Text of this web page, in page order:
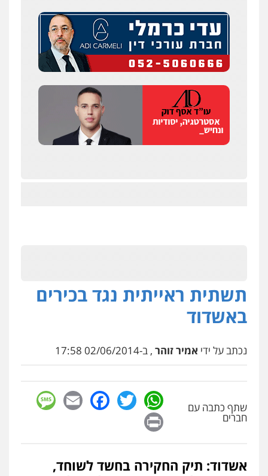
תשתית ראייתית נגד בכירים
באשדוד
נכתב על ידי אמיר זוהר , ב-02/06/2014 17:58
שתף כתבה עם
חברים
WhatsApp
Twitter
Facebook
Email
אשדוד: תיק החקירה בחשד לשוחד,